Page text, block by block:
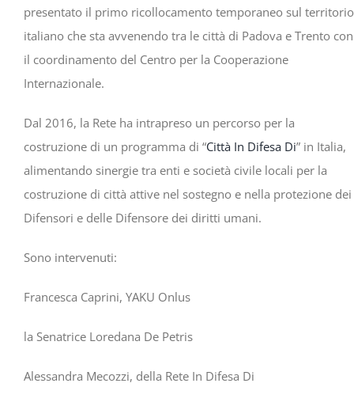
presentato il primo ricollocamento temporaneo sul territorio
italiano che sta avvenendo tra le città di Padova e Trento con
il coordinamento del Centro per la Cooperazione
Internazionale.
Dal 2016, la Rete ha intrapreso un percorso per la
costruzione di un programma di “Città In Difesa Di” in Italia,
alimentando sinergie tra enti e società civile locali per la
costruzione di città attive nel sostegno e nella protezione dei
Difensori e delle Difensore dei diritti umani.
Sono intervenuti:
Francesca Caprini, YAKU Onlus
la Senatrice Loredana De Petris
Alessandra Mecozzi, della Rete In Difesa Di